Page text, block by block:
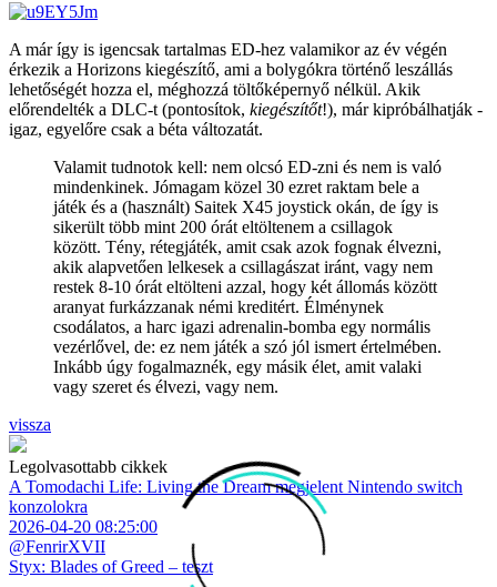
A már így is igencsak tartalmas ED-hez valamikor az év végén
érkezik a Horizons kiegészítő, ami a bolygókra történő leszállás
lehetőségét hozza el, méghozzá töltőképernyő nélkül. Akik
előrendelték a DLC-t (pontosítok, kiegészítőt!), már kipróbálhatják -
igaz, egyelőre csak a béta változatát.
Valamit tudnotok kell: nem olcsó ED-zni és nem is való
mindenkinek. Jómagam közel 30 ezret raktam bele a
játék és a (használt) Saitek X45 joystick okán, de így is
sikerült több mint 200 órát eltöltenem a csillagok
között. Tény, rétegjáték, amit csak azok fognak élvezni,
akik alapvetően lelkesek a csillagászat iránt, vagy nem
restek 8-10 órát eltölteni azzal, hogy két állomás között
aranyat furkázzanak némi kreditért. Élménynek
csodálatos, a harc igazi adrenalin-bomba egy normális
vezérlővel, de: ez nem játék a szó jól ismert értelmében.
Inkább úgy fogalmaznék, egy másik élet, amit valaki
vagy szeret és élvezi, vagy nem.
vissza
Legolvasottabb cikkek
A Tomodachi Life: Living the Dream megjelent Nintendo switch
konzolokra
2026-04-20 08:25:00
@FenrirXVII
Styx: Blades of Greed – teszt